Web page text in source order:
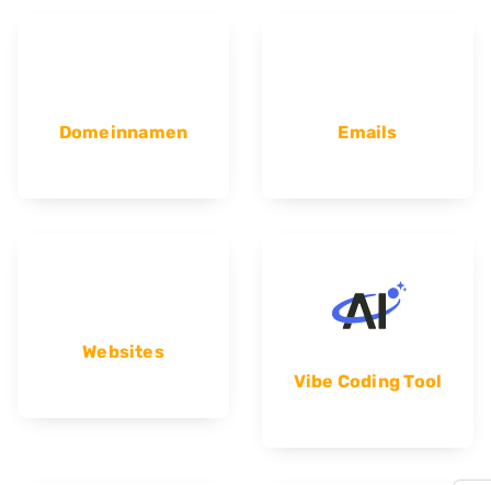
Domeinnamen Emails
Websites
Vibe Coding Tool